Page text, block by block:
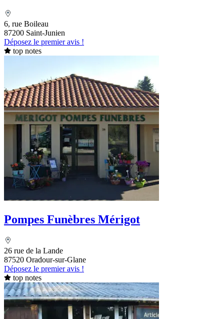
6, rue Boileau
87200 Saint-Junien
Déposez le premier avis !
top notes
Pompes Funèbres Mérigot
26 rue de la Lande
87520 Oradour-sur-Glane
Déposez le premier avis !
top notes